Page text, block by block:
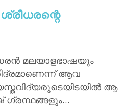
മലയാളഭാഷയും
ആവ
ആ
ഗ്രന്ഥങ്ങളും…